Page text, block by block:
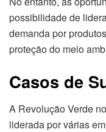
possibilidade de
demanda por
proteção do meio
Casos de
A Revolução Verde
liderada por várias